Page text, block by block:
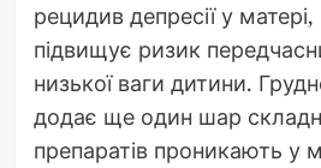
рецидив депресії у
підвищує ризик
низької ваги дитини.
додає ще один шар
препаратів проникають у